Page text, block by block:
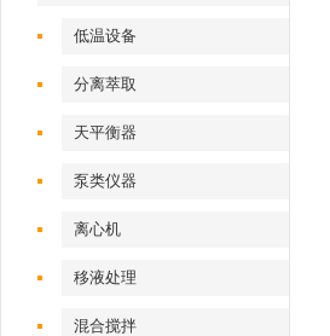
低温设备
分离萃取
天平衡器
泵类仪器
离心机
移液处理
混合搅拌